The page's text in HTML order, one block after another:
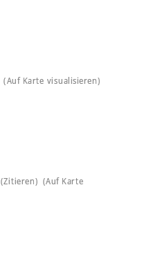
(Auf Karte visualisieren)
(Zitieren) (Auf Karte